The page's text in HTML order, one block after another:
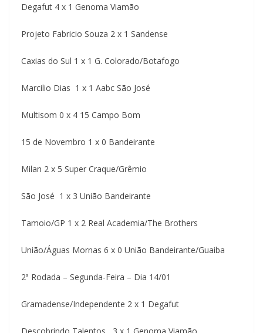
Degafut 4 x 1 Genoma Viamão
Projeto Fabricio Souza 2 x 1 Sandense
Caxias do Sul 1 x 1 G. Colorado/Botafogo
Marcilio Dias 1 x 1 Aabc São José
Multisom 0 x 4 15 Campo Bom
15 de Novembro 1 x 0 Bandeirante
Milan 2 x 5 Super Craque/Grêmio
São José 1 x 3 União Bandeirante
Tamoio/GP 1 x 2 Real Academia/The Brothers
União/Águas Mornas 6 x 0 União Bandeirante/Guaiba
2ª Rodada – Segunda-Feira – Dia 14/01
Gramadense/Independente 2 x 1 Degafut
Descobrindo Talentos 3 x 1 Genoma Viamão